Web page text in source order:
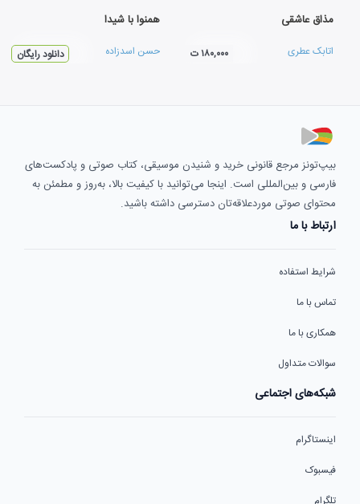
مذاق عاشقی
اتابک عطری ۱۸۰,۰۰۰ ت
همنوا با شيدا
حسن اسدزاده دانلود رایگان
بیپ‌تونز مرجع قانونی خرید و شنیدن موسیقی، کتاب صوتی و پادکست‌های
فارسی و بین‌المللی است. اینجا می‌توانید با کیفیت بالا، به‌روز و مطمئن به
محتوای صوتی موردعلاقه‌تان دسترسی داشته باشید.
ارتباط با ما
شرایط استفاده
تماس با ما
همکاری با ما
سوالات متداول
شبکه‌های اجتماعی
اینستاگرام
فیسبوک
تلگرام